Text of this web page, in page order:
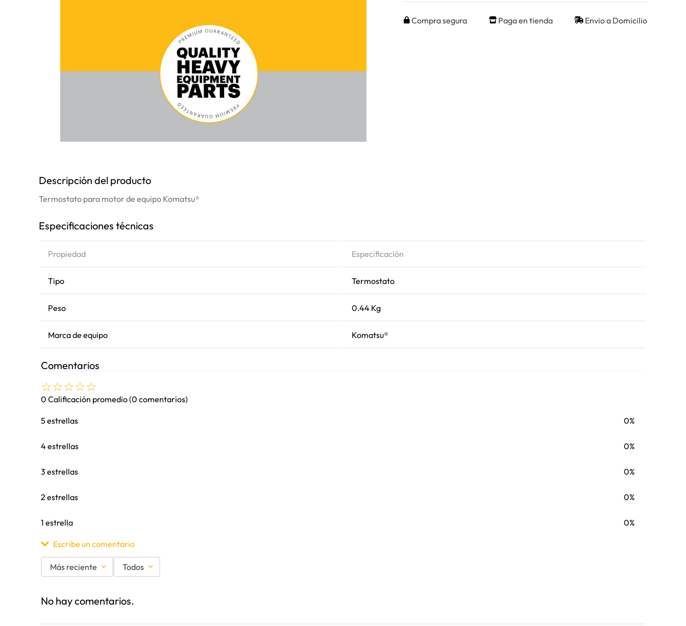
Compra segura Paga en tienda Envio a Domicilio
Descripción del producto
Termostato para motor de equipo Komatsu®
Especificaciones técnicas
Propiedad Especificación
Tipo Termostato
Peso 0.44 Kg
Marca de equipo Komatsu®
Comentarios
☆☆☆☆☆
0 Calificación promedio(0 comentarios)
5 estrellas 0%
4 estrellas 0%
3 estrellas 0%
2 estrellas 0%
1 estrella 0%
Escribe un comentario
Título
Más reciente Todos
No hay comentarios.